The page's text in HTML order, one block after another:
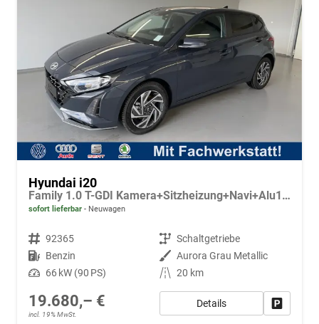
Hyundai i20
Family 1.0 T-GDI Kamera+Sitzheizung+Navi+Alu16+PDC+App-Connect
sofort lieferbar Neuwagen
Fahrzeugnr. 92365 Getriebe Schaltgetriebe
Kraftstoff Benzin Außenfarbe Aurora Grau Metallic
Leistung 66 kW (90 PS) Kilometerstand 20 km
19.680,– €
incl. 19% MwSt.
Details